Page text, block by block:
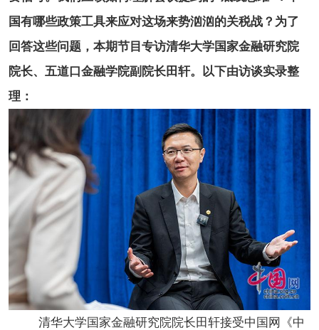
国有哪些政策工具来应对这场来势汹汹的关税战？为了
回答这些问题，本期节目专访清华大学国家金融研究院
院长、五道口金融学院副院长田轩。以下由访谈实录整
理：
清华大学国家金融研究院院长田轩接受中国网《中